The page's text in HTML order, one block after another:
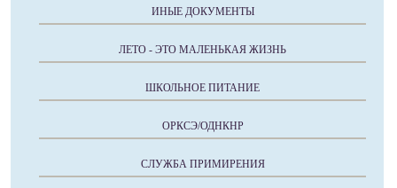
ИНЫЕ ДОКУМЕНТЫ
ЛЕТО - ЭТО МАЛЕНЬКАЯ ЖИЗНЬ
ШКОЛЬНОЕ ПИТАНИЕ
ОРКСЭ/ОДНКНР
СЛУЖБА ПРИМИРЕНИЯ